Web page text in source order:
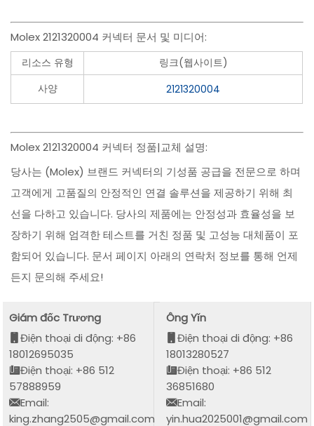
Molex 2121320004 커넥터 문서 및 미디어:
리소스 유형
링크(웹사이트)
사양
2121320004
Molex 2121320004 커넥터 정품|교체 설명:
당사는 (Molex) 브랜드 커넥터의 기성품 공급을 전문으로 하며
고객에게 고품질의 안정적인 연결 솔루션을 제공하기 위해 최
선을 다하고 있습니다. 당사의 제품에는 안정성과 효율성을 보
장하기 위해 엄격한 테스트를 거친 정품 및 고성능 대체품이 포
함되어 있습니다. 문서 페이지 아래의 연락처 정보를 통해 언제
든지 문의해 주세요!
Giám đốc Trương
Điện thoại di động: +86
18012695035
Điện thoại: +86 512
57888959
Email:
king.zhang2505@gmail.com
Ông Yǐn
Điện thoại di động: +86
18013280527
Điện thoại: +86 512
36851680
Email:
yin.hua2025001@gmail.com